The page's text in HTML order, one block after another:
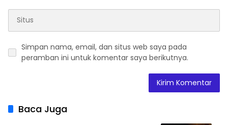
Simpan nama, email, dan situs web saya pada
peramban ini untuk komentar saya berikutnya.
Baca Juga